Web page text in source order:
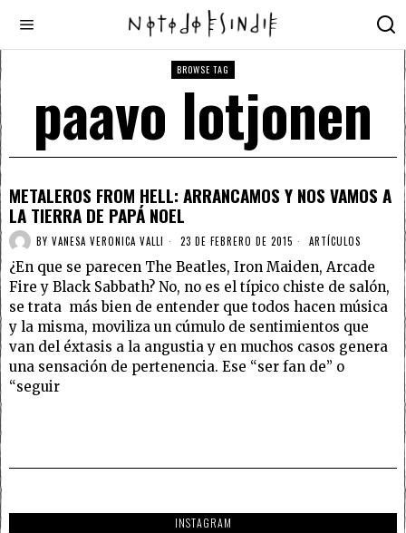
BROWSE TAG
paavo lotjonen
METALEROS FROM HELL: ARRANCAMOS Y NOS VAMOS A
LA TIERRA DE PAPÁ NOEL
BY VANESA VERONICA VALLI 23 DE FEBRERO DE 2015 ARTÍCULOS
¿En que se parecen The Beatles, Iron Maiden, Arcade
Fire y Black Sabbath? No, no es el típico chiste de salón,
se trata más bien de entender que todos hacen música
y la misma, moviliza un cúmulo de sentimientos que
van del éxtasis a la angustia y en muchos casos genera
una sensación de pertenencia. Ese “ser fan de” o
“seguir
INSTAGRAM